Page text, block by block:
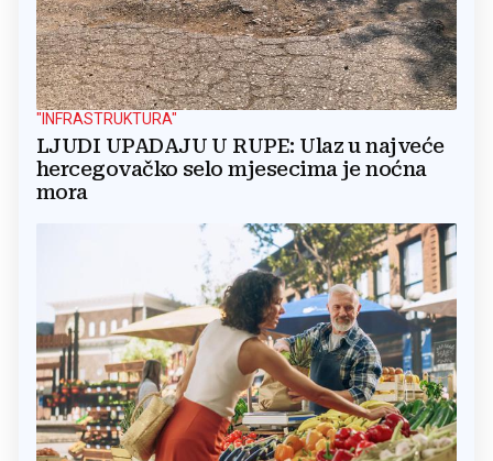
"INFRASTRUKTURA"
LJUDI UPADAJU U RUPE: Ulaz u najveće
hercegovačko selo mjesecima je noćna
mora